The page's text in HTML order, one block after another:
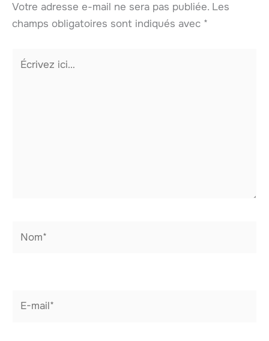
Votre adresse e-mail ne sera pas publiée. Les
champs obligatoires sont indiqués avec *
Écrivez
ici…